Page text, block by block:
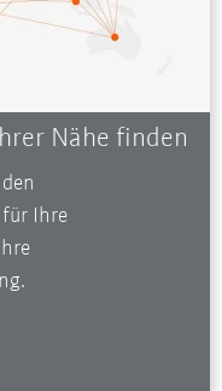
Nähe finden
für Ihre